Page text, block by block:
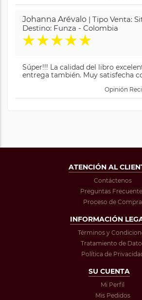
Johanna Arévalo | Tipo Venta:
Destino: Funza - Colombia
★★★★★
Súper!!! La calidad del libro
entrega también. Muy satisfecha
Opinión
ATENCIÓN AL
Contáctenos
Preguntas
Proceso de Compra
INFORMACIÓN
Términos y
Tratamiento de
Política de
SU CUENTA
Mi Perfil
Mis Pedidos